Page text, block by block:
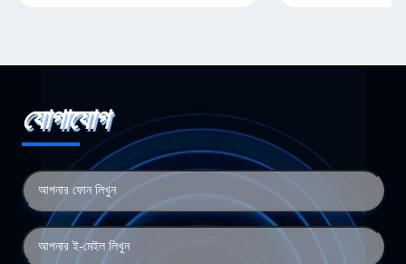
যোগাযোগ